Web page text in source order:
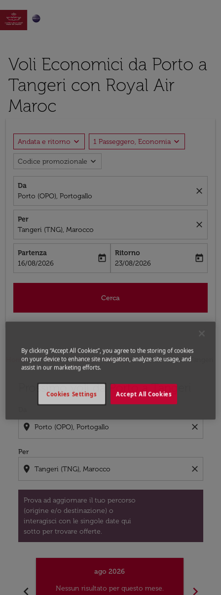

Voli Economici da Porto a
Tangeri con Royal Air
Maroc
Andata e ritorno expand_more 1 Passeggero, Economia expand_more
Codice promozionale expand_more
Da
Porto (OPO), Portogallo
close
Per
Tangeri (TNG), Marocco
close
Partenza
fc-booking-departure-date-aria-label
16/08/2026
today
Ritorno
fc-booking-return-date-aria-label
23/08/2026
today
Cerca
Home Voli Voli per Marocco Voli Porto - Tangeri
Prossimo voli da Porto a Tangeri
location_on close
Per
location_on close
Prova ad aggiornare il tuo percorso
(origine e/o destinazione) o
interagisci con le singole date qui
sotto per trovare offerte.
Prova ad aggiornare il tuo percorso (origine e/o
chevron_left
ago 2026
Nessun risultato per questo mese.
chevron_right
By clicking “Accept All Cookies”, you agree to the storing of cookies
on your device to enhance site navigation, analyze site usage, and
assist in our marketing efforts.
Accept All Cookies
Cookies Settings